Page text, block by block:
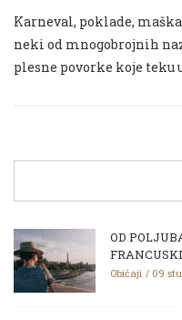
Karneval, poklade,
neki od mnogobrojnih
plesne povorke koje teku
OD
Običaji 09